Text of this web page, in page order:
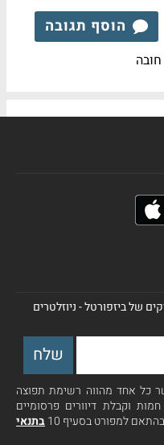
הוסף תגובה
של ביזפורטל - ניוזלטרים
כל אחד מהווה רשימת תפוצה
וקבלת דיוורים פרסומיים
למפורט בסעיף 10
בתנאי